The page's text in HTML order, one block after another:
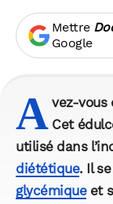
Mettre
Google
A vez-vous
Cet
utilisé dans
diététique. Il
glycémiqueet